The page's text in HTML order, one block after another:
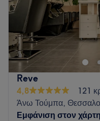
Ανακάλυψε τον δικό σου
Hair Corner, η τέχνη της
προσωπικό σου στιλ. Με
την ομορφιά,
μοναδικότητά σου.
✨ Γυναικεία, ανδρικά &
εργασίες ✨ Θεραπείες
περίσταση
Reve
4,8
121
Άνω Τούμπα,
Εμφάνιση στον χάρτη